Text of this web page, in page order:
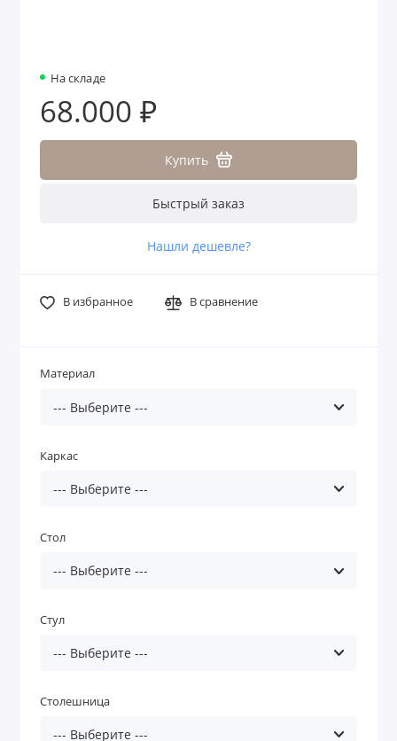
На складе
68.000 ₽
Купить
Быстрый заказ
Нашли дешевле?
В избранное В сравнение
Материал
Каркас
Стол
Стул
Столешница